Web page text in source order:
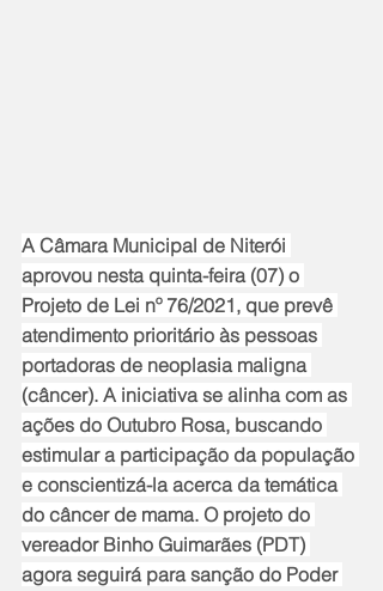
A Câmara Municipal de Niterói
aprovou nesta quinta-feira (07) o
Projeto de Lei nº 76/2021, que prevê
atendimento prioritário às pessoas
portadoras de neoplasia maligna
(câncer). A iniciativa se alinha com as
ações do Outubro Rosa, buscando
estimular a participação da população
e conscientizá-la acerca da temática
do câncer de mama. O projeto do
vereador Binho Guimarães (PDT)
agora seguirá para sanção do Poder